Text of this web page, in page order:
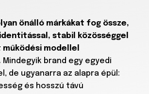
önálló márkákat fog össze,
stabil közösséggel
modellel
Mindegyik brand egy egyedi
de ugyanarra az alapra épül:
és hosszú távú